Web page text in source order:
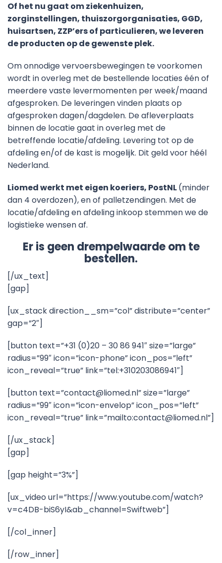
Of het nu gaat om ziekenhuizen,
zorginstellingen, thuiszorgorganisaties, GGD,
huisartsen, ZZP’ers of particulieren, we leveren
de producten op de gewenste plek.
Om onnodige vervoersbewegingen te voorkomen
wordt in overleg met de bestellende locaties één of
meerdere vaste levermomenten per week/maand
afgesproken. De leveringen vinden plaats op
afgesproken dagen/dagdelen. De afleverplaats
binnen de locatie gaat in overleg met de
betreffende locatie/afdeling. Levering tot op de
afdeling en/of de kast is mogelijk. Dit geld voor héél
Nederland.
Liomed werkt met eigen koeriers, PostNL(minder
dan 4 overdozen), en of palletzendingen. Met de
locatie/afdeling en afdeling inkoop stemmen we de
logistieke wensen af.
Er is geen drempelwaarde om te
bestellen.
[/ux_text]
[gap]
[ux_stack direction__sm=”col” distribute=”center”
gap=”2″]
[button text=”+31 (0)20 – 30 86 941″ size=”large”
radius=”99″ icon=”icon-phone” icon_pos=”left”
icon_reveal=”true” link=”tel:+310203086941″]
[button text=”contact@liomed.nl” size=”large”
radius=”99″ icon=”icon-envelop” icon_pos=”left”
icon_reveal=”true” link=”mailto:contact@liomed.nl”]
[/ux_stack]
[gap]
[gap height=”3%”]
[ux_video url=”https://www.youtube.com/watch?
v=c4DB-biS6yI&ab_channel=Swiftweb”]
[/col_inner]
[/row_inner]